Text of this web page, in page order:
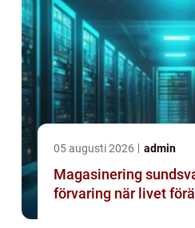
05 augusti 2026 admin
Magasinering sundsvall
förvaring när livet